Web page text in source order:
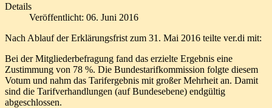
Details
Veröffentlicht: 06. Juni 2016
Nach Ablauf der Erklärungsfrist zum 31. Mai 2016 teilte ver.di mit:
Bei der Mitgliederbefragung fand das erzielte Ergebnis eine
Zustimmung von 78 %. Die Bundestarifkommission folgte diesem
Votum und nahm das Tarifergebnis mit großer Mehrheit an. Damit
sind die Tarifverhandlungen (auf Bundesebene) endgültig
abgeschlossen.